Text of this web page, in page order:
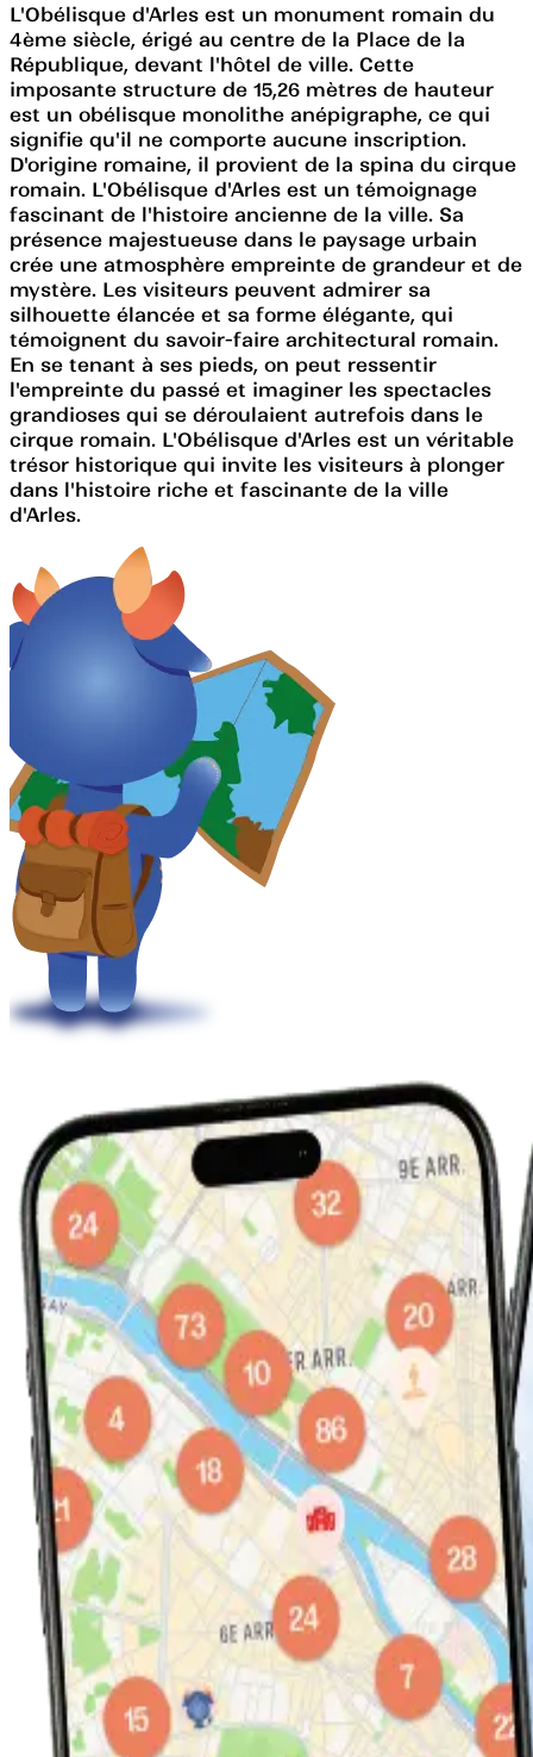
L'Obélisque d'Arles est un monument romain du
4ème siècle, érigé au centre de la Place de la
République, devant l'hôtel de ville. Cette
imposante structure de 15,26 mètres de hauteur
est un obélisque monolithe anépigraphe, ce qui
signifie qu'il ne comporte aucune inscription.
D'origine romaine, il provient de la spina du cirque
romain. L'Obélisque d'Arles est un témoignage
fascinant de l'histoire ancienne de la ville. Sa
présence majestueuse dans le paysage urbain
crée une atmosphère empreinte de grandeur et de
mystère. Les visiteurs peuvent admirer sa
silhouette élancée et sa forme élégante, qui
témoignent du savoir-faire architectural romain.
En se tenant à ses pieds, on peut ressentir
l'empreinte du passé et imaginer les spectacles
grandioses qui se déroulaient autrefois dans le
cirque romain. L'Obélisque d'Arles est un véritable
trésor historique qui invite les visiteurs à plonger
dans l'histoire riche et fascinante de la ville
d'Arles.